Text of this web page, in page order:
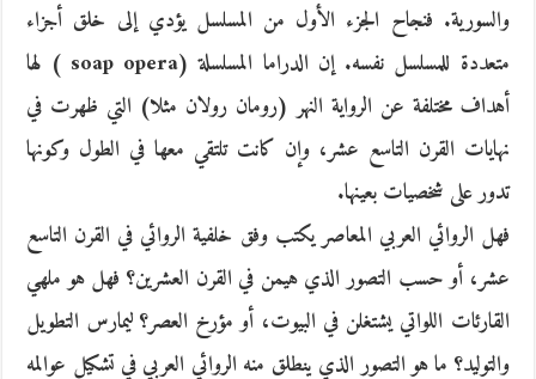
والسورية. فنجاح الجزء الأول من المسلسل يؤدي إلى خلق أجزاء
متعددة للمسلسل نفسه. إن الدراما المسلسلة (soap opera ) لها
أهداف مختلفة عن الرواية النهر (رومان رولان مثلا) التي ظهرت في
نهايات القرن التاسع عشر، وإن كانت تلتقي معها في الطول وكونها
تدور على شخصيات بعينها.
فهل الروائي العربي المعاصر يكتب وفق خلفية الروائي في القرن التاسع
عشر، أو حسب التصور الذي هيمن في القرن العشرين؟ فهل هو ملهي
القارئات اللواتي يشتغلن في البيوت، أو مؤرخ العصر؟ ليمارس التطويل
والتوليد؟ ما هو التصور الذي ينطلق منه الروائي العربي في تشكيل عوالمه